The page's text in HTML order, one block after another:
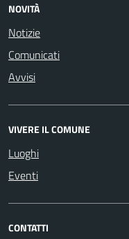
NOVITÀ
Notizie
Comunicati
Avvisi
VIVERE IL COMUNE
Luoghi
Eventi
CONTATTI